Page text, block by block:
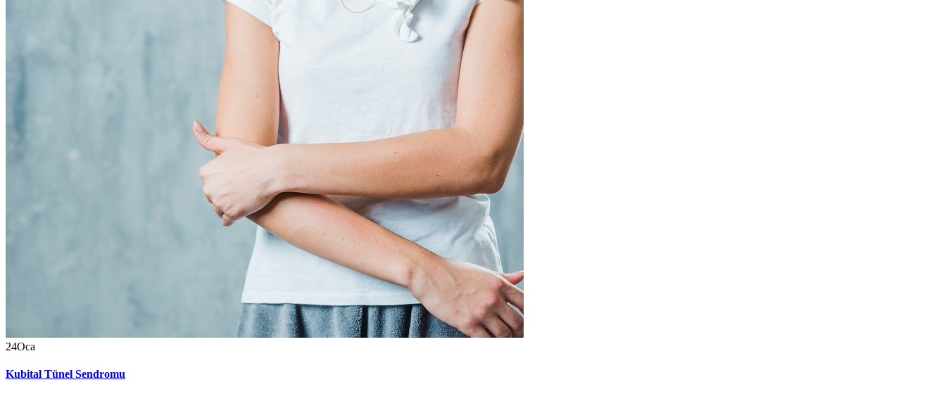
24Oca
Kubital Tünel Sendromu